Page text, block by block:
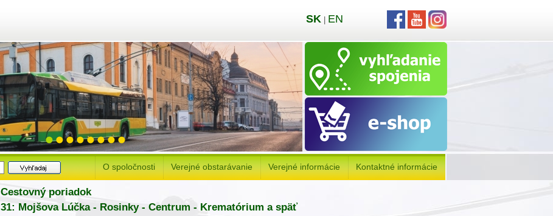
O spoločnosti Verejné obstarávanie Verejné informácie Kontaktné informácie
Cestovný poriadok
31: Mojšova Lúčka - Rosinky - Centrum - Krematórium a späť
SK EN